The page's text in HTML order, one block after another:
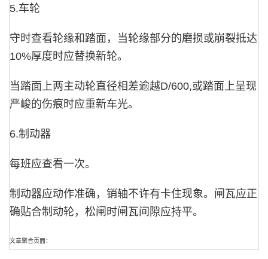
5.车轮
守时查看轮缘和踏面，当轮缘部分的磨损或崩裂抵达
10%厚度时应替换新轮。
当踏面上两主动轮直径相差逾越D/600,或踏面上呈现
严峻的伤痕时应重新车光。
6.制动器
每班应查看一次。
制动器应动作准确，销轴不许有卡住现象。闸瓦应正
确贴合制动轮，松闸时闸瓦间隙应持平。
文章聚合页面：